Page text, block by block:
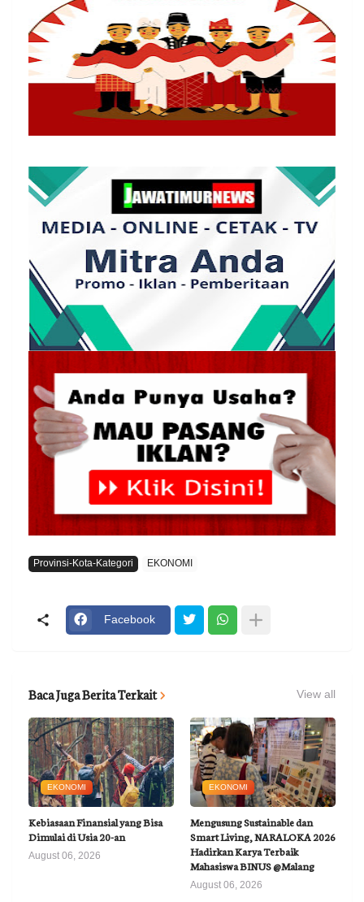
Provinsi-Kota-Kategori EKONOMI
Facebook
Baca Juga Berita Terkait View all
EKONOMI
Kebiasaan Finansial yang Bisa
Dimulai di Usia 20-an
August 06, 2026
EKONOMI
Mengusung Sustainable dan
Smart Living, NARALOKA 2026
Hadirkan Karya Terbaik
Mahasiswa BINUS @Malang
August 06, 2026